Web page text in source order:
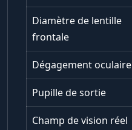
Diamètre de lentille
frontale
Dégagement oculaire
Pupille de sortie
Champ de vision réel